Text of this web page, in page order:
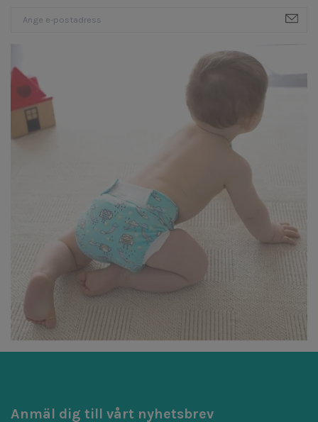
Anmäl dig till vårt nyhetsbrev